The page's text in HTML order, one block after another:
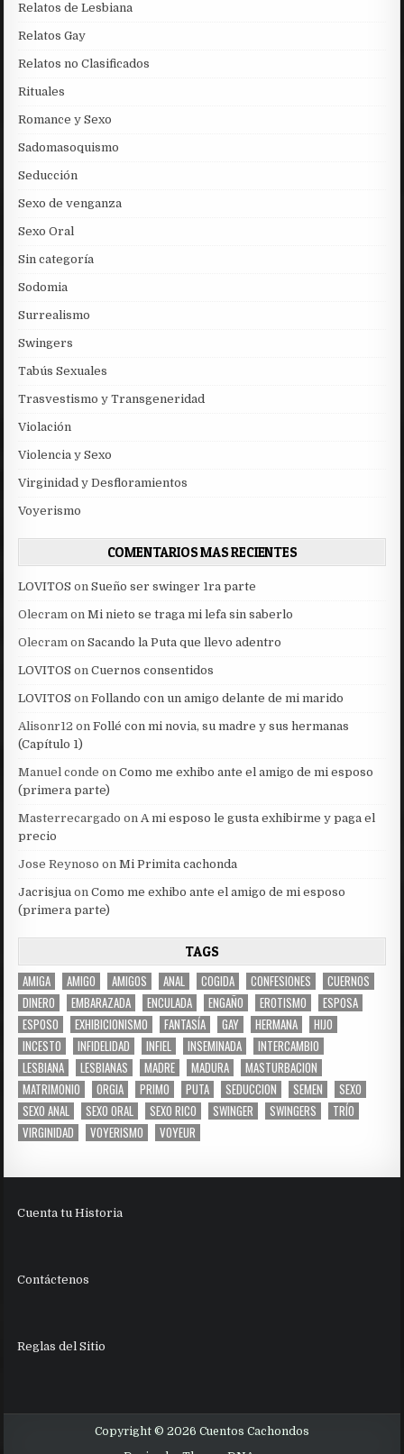
Relatos de Lesbiana
Relatos Gay
Relatos no Clasificados
Rituales
Romance y Sexo
Sadomasoquismo
Seducción
Sexo de venganza
Sexo Oral
Sin categoría
Sodomia
Surrealismo
Swingers
Tabús Sexuales
Trasvestismo y Transgeneridad
Violación
Violencia y Sexo
Virginidad y Desfloramientos
Voyerismo
COMENTARIOS MAS RECIENTES
LOVITOS onSueño ser swinger 1ra parte
Olecram onMi nieto se traga mi lefa sin saberlo
Olecram onSacando la Puta que llevo adentro
LOVITOS onCuernos consentidos
LOVITOS onFollando con un amigo delante de mi marido
Alisonr12 onFollé con mi novia, su madre y sus hermanas
(Capítulo 1)
Manuel conde onComo me exhibo ante el amigo de mi esposo
(primera parte)
Masterrecargado onA mi esposo le gusta exhibirme y paga el
precio
Jose Reynoso onMi Primita cachonda
Jacrisjua onComo me exhibo ante el amigo de mi esposo
(primera parte)
TAGS
AMIGA AMIGO AMIGOS ANAL COGIDA CONFESIONES
CUERNOS
DINERO
EMBARAZADA ENCULADA ENGAÑO EROTISMO
ESPOSA
ESPOSO
EXHIBICIONISMO FANTASÍA GAY HERMANA
HIJO
INCESTO
INFIDELIDAD INFIEL INSEMINADA
INTERCAMBIO
LESBIANA
LESBIANAS MADRE MADURA
MASTURBACION
MATRIMONIO
ORGIA PRIMO PUTA SEDUCCION SEMEN
SEXO
SEXO ANAL
SEXO ORAL SEXO RICO SWINGER SWINGERS
TRÍO
VIRGINIDAD
VOYERISMO VOYEUR
Cuenta tu Historia
Contáctenos
Reglas del Sitio
Copyright © 2026 Cuentos Cachondos